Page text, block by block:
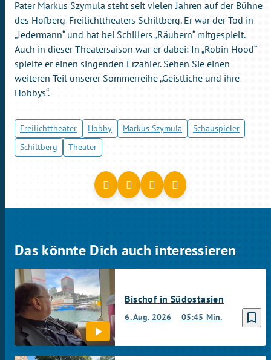
Pater Markus Szymula steht seit vielen Jahren auf der Bühne
des Hofberg-Freilichttheaters Schiltberg. Er war der Tod in
„Jedermann“ und hat bei Schillers „Räubern“ mitgespielt.
Auch in dieser Theatersaison war er dabei: In „Robin Hood“
spielte er einen singenden Erzähler. Sehen Sie einen
weiteren Teil unserer Sommerreihe „Geistliche und ihre
Hobbys“.
Freilichttheater Hobby Markus Szymula
Schauspieler
Schiltberg
Theater
Das könnte Dich auch interessieren
bookmark_border
6. Aug. 2026 05:45 Min.
Bischof in Südostasien